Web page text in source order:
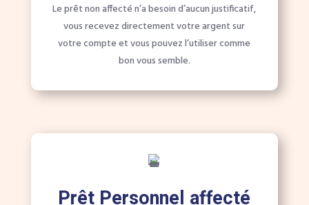
Le prêt non affecté n’a besoin d’aucun justificatif,
vous recevez directement votre argent sur
votre compte et vous pouvez l’utiliser comme
bon vous semble.
Prêt Personnel affecté